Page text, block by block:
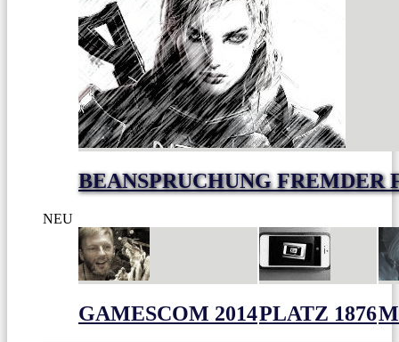
BEANSPRUCHUNG FREMDER
NEU
GAMESCOM 2014PLATZ 1876